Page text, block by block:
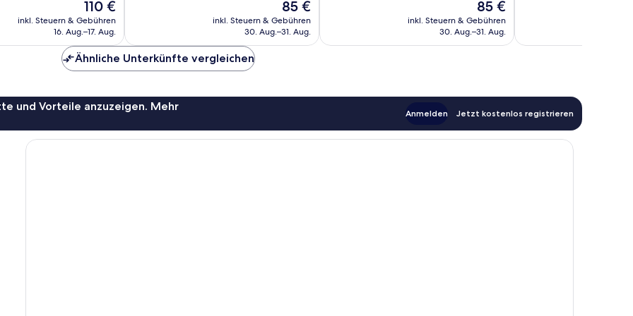
Der
Preis
beträgt
110 €
inkl. Steuern & Gebühren
16. Aug.–17. Aug.
Der
Preis
beträgt
85 €
inkl. Steuern & Gebühren
30. Aug.–31. Aug.
Der
Preis
beträgt
85 €
inkl. Steuern & Gebühren
30. Aug.–31. Aug.
Ähnliche Unterkünfte vergleichen
und Vorteile anzuzeigen. Mehr
Anmelden Jetzt kostenlos registrieren